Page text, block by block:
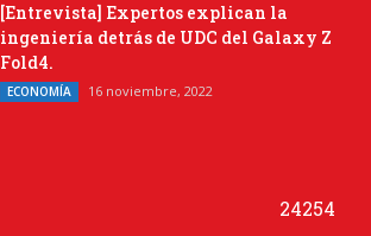
[Entrevista] Expertos explican la
ingeniería detrás de UDC del Galaxy Z
Fold4.
ECONOMÍA 16 noviembre, 2022
24254